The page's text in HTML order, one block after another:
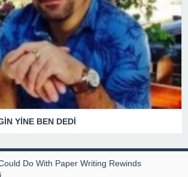
YİNE BEN DEDİ
Do With Paper Writing Rewinds